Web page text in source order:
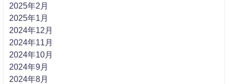
2025年2月
2025年1月
2024年12月
2024年11月
2024年10月
2024年9月
2024年8月